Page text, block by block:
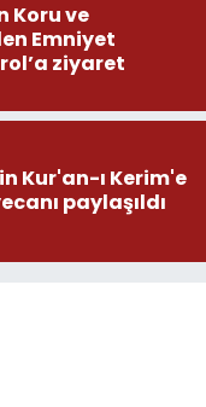
Koru ve
Emniyet
ziyaret
Kur'an-ı Kerim'e
paylaşıldı